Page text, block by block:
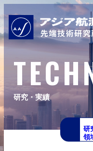
研究・実績
研
領